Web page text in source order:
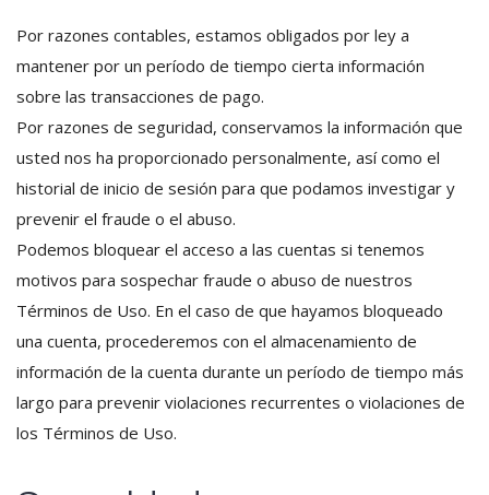
Por razones contables, estamos obligados por ley a
mantener por un período de tiempo cierta información
sobre las transacciones de pago.
Por razones de seguridad, conservamos la información que
usted nos ha proporcionado personalmente, así como el
historial de inicio de sesión para que podamos investigar y
prevenir el fraude o el abuso.
Podemos bloquear el acceso a las cuentas si tenemos
motivos para sospechar fraude o abuso de nuestros
Términos de Uso. En el caso de que hayamos bloqueado
una cuenta, procederemos con el almacenamiento de
información de la cuenta durante un período de tiempo más
largo para prevenir violaciones recurrentes o violaciones de
los Términos de Uso.